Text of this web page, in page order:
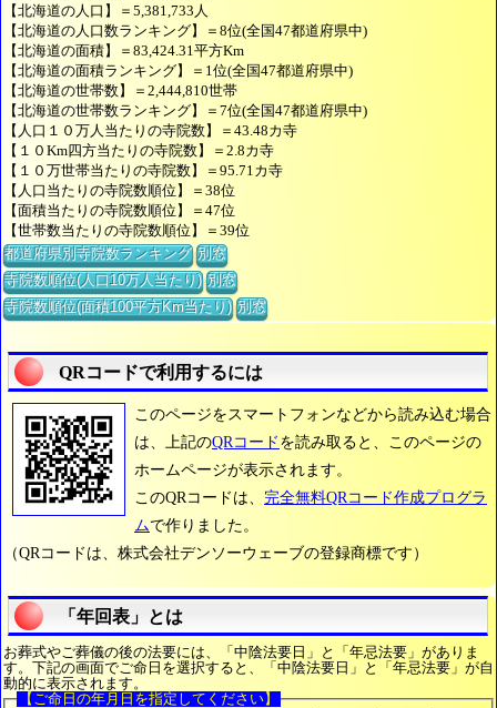
【北海道の人口】＝5,381,733人
【北海道の人口数ランキング】＝8位(全国47都道府県中)
【北海道の面積】＝83,424.31平方Km
【北海道の面積ランキング】＝1位(全国47都道府県中)
【北海道の世帯数】＝2,444,810世帯
【北海道の世帯数ランキング】＝7位(全国47都道府県中)
【人口１０万人当たりの寺院数】＝43.48カ寺
【１０Km四方当たりの寺院数】＝2.8カ寺
【１０万世帯当たりの寺院数】＝95.71カ寺
【人口当たりの寺院数順位】＝38位
【面積当たりの寺院数順位】＝47位
【世帯数当たりの寺院数順位】＝39位
都道府県別寺院数ランキング 別窓
寺院数順位(人口10万人当たり) 別窓
寺院数順位(面積100平方Km当たり) 別窓
QRコードで利用するには
このページをスマートフォンなどから読み込む場合
は、上記のQRコード を読み取ると、このページの
ホームページが表示されます。
このQRコードは、 完全無料QRコード作成プログラ
ムで作りました。
（QRコードは、株式会社デンソーウェーブの登録商標です）
「年回表」とは
お葬式やご葬儀の後の法要には、「中陰法要日」と「年忌法要」がありま
す。下記の画面でご命日を選択すると、「中陰法要日」と「年忌法要」が自
動的に表示されます。
【ご命日の年月日を指定してください】